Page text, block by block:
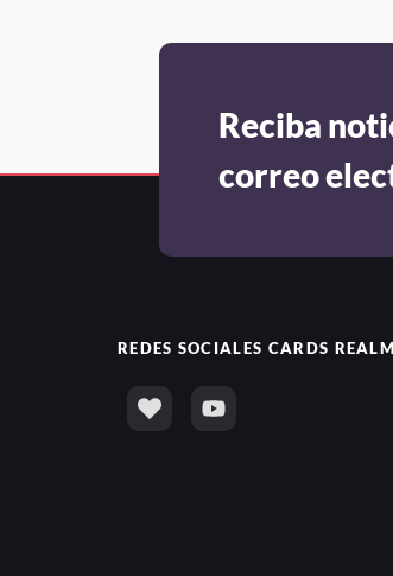
Reciba
correo
REDES SOCIALES CARDS REALM